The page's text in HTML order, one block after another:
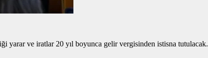
yarar ve iratlar 20 yıl boyunca gelir vergisinden istisna tutulacak.